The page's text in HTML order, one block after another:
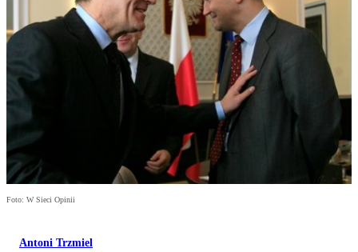
Foto: W Sieci Opinii
Antoni Trzmiel